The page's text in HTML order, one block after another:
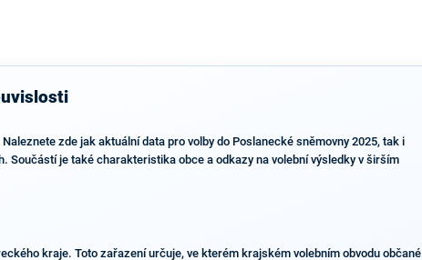
zde jak aktuální data pro volby do Poslanecké sněmovny 2025, tak i
je také charakteristika obce a odkazy na volební výsledky v širším
kraje. Toto zařazení určuje, ve kterém krajském volebním obvodu občané